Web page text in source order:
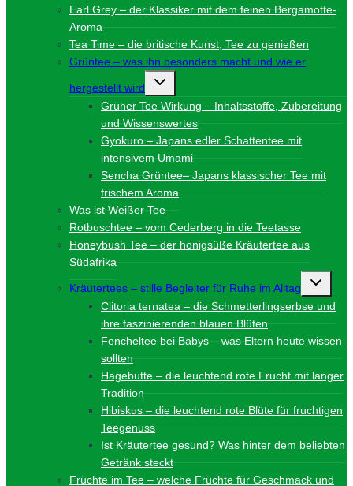
Earl Grey – der Klassiker mit dem feinen Bergamotte-
Aroma
Tea Time – die britische Kunst, Tee zu genießen
Grüntee – was ihn besonders macht und wie er
hergestellt wird
Untermenü
Grüner Tee Wirkung – Inhaltsstoffe, Zubereitung
und Wissenswertes
Gyokuro – Japans edler Schattentee mit
intensivem Umami
Sencha Grüntee– Japans klassischer Tee mit
frischem Aroma
Was ist Weißer Tee
Rotbuschtee – vom Cederberg in die Teetasse
Honeybush Tee – der honigsüße Kräutertee aus
Südafrika
Kräutertees – stille Begleiter für Ruhe im Alltag
Clitoria ternatea – die Schmetterlingserbse und
ihre faszinierenden blauen Blüten
Fencheltee bei Babys – was Eltern heute wissen
sollten
Hagebutte – die leuchtend rote Frucht mit langer
Tradition
Hibiskus – die leuchtend rote Blüte für fruchtigen
Teegenuss
Ist Kräutertee gesund? Was hinter dem beliebten
Getränk steckt
Früchte im Tee – welche Früchte für Geschmack und